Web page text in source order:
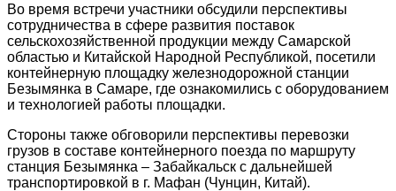
Во время встречи участники обсудили перспективы
сотрудничества в сфере развития поставок
сельскохозяйственной продукции между Самарской
областью и Китайской Народной Республикой, посетили
контейнерную площадку железнодорожной станции
Безымянка в Самаре, где ознакомились с оборудованием
и технологией работы площадки.
Стороны также обговорили перспективы перевозки
грузов в составе контейнерного поезда по маршруту
станция Безымянка – Забайкальск с дальнейшей
транспортировкой в г. Мафан (Чунцин, Китай).